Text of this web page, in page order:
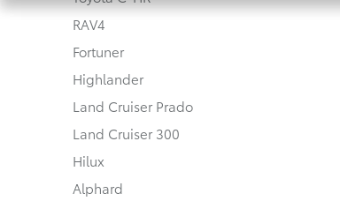
RAV4
Fortuner
Highlander
Land Cruiser Prado
Land Cruiser 300
Hilux
Alphard